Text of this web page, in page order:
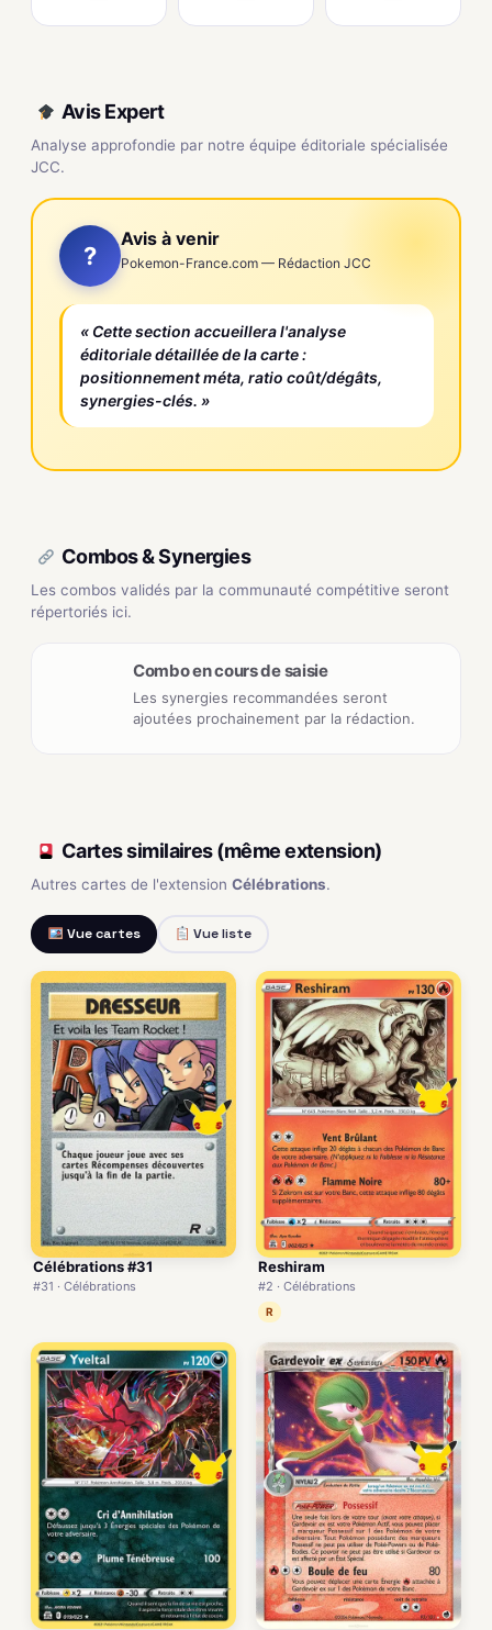
Avis Expert
Analyse approfondie par notre équipe éditoriale spécialisée
JCC.
?
Avis à venir
Pokemon-France.com — Rédaction JCC
« Cette section accueillera l'analyse
éditoriale détaillée de la carte :
positionnement méta, ratio coût/dégâts,
synergies-clés. »
Combos & Synergies
Les combos validés par la communauté compétitive seront
répertoriés ici.
Combo en cours de saisie
Les synergies recommandées seront
ajoutées prochainement par la rédaction.
Cartes similaires (même extension)
Autres cartes de l'extension Célébrations.
Vue cartes Vue liste
Célébrations #31
#31 · Célébrations
Reshiram
#2 · Célébrations
R